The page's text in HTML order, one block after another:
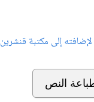
إلى مكتبة قنشرين
النص